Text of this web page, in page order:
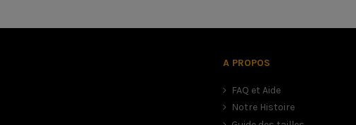
A PROPOS
FAQ et Aide
Notre Histoire